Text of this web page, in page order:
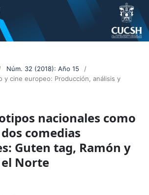
Núm. 32 (2018): Año 15
/
y cine europeo: Producción, análisis y
nacionales como
comedias
Guten tag, Ramón y
Norte